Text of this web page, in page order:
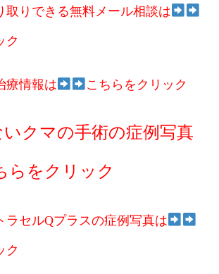
取りできる無料メール相談は
ク
療情報は こちらをクリック
クマの手術の症例写真
らをクリック
ラセルQプラスの症例写真は
ク